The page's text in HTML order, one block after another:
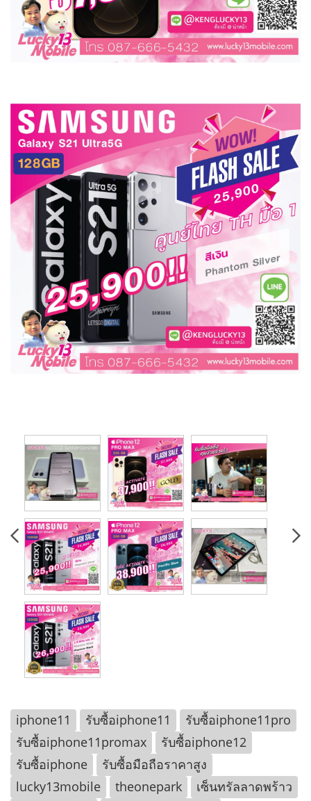
iphone11 รับซื้อiphone11
รับซื้อiphone11pro
รับซื้อiphone11promax
รับซื้อiphone12
รับซื้อiphone
รับซื้อมือถือราคาสูง
lucky13mobile
theonepark
เซ็นทรัลลาดพร้าว